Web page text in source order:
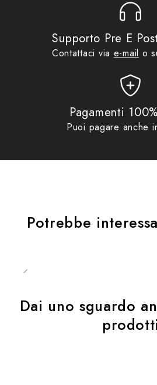
- Costruzione del cavallo a
l’impermeabilità
- Inserto resistente al calore
- Vita elastica e fondo
Supporto Pre E
Contattaci via e-mail o
Pagamenti
Puoi pagare anche
Potrebbe
Dai uno sguardo
prodotti